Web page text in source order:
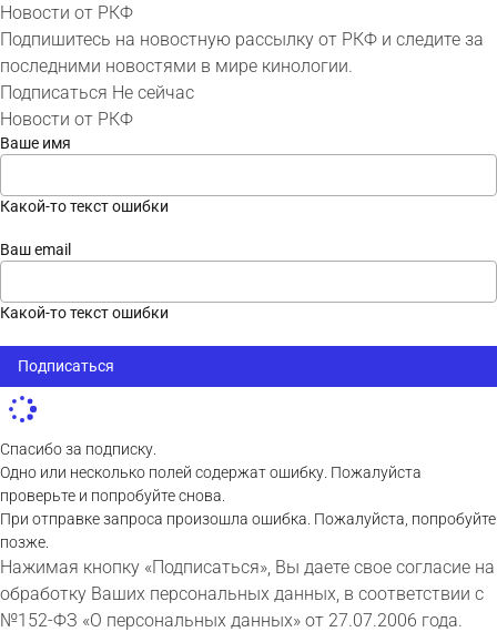
Новости от РКФ
Подпишитесь на новостную рассылку от РКФ и следите за
последними новостями в мире кинологии.
Подписаться Не сейчас
Новости от РКФ
Ваше имя
Какой-то текст ошибки
Ваш email
Какой-то текст ошибки
Подписаться
Спасибо за подписку.
Одно или несколько полей содержат ошибку. Пожалуйста
проверьте и попробуйте снова.
При отправке запроса произошла ошибка. Пожалуйста, попробуйте
позже.
Нажимая кнопку «Подписаться», Вы даете свое согласие на
обработку Ваших персональных данных, в соответствии с
№152-ФЗ «О персональных данных» от 27.07.2006 года.